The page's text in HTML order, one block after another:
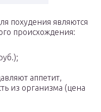
похудения являются
происхождения:
аппетит,
из организма (цена